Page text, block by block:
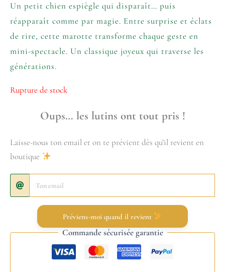
Un petit chien espiègle qui disparaît… puis
réapparaît comme par magie. Entre surprise et éclats
de rire, cette marotte transforme chaque geste en
mini-spectacle. Un classique joyeux qui traverse les
générations.
Rupture de stock
Oups… les lutins ont tout pris !
Laisse-nous ton email et on te prévient dès qu’il revient en
boutique
Préviens-moi quand il revient
Commande sécurisée garantie